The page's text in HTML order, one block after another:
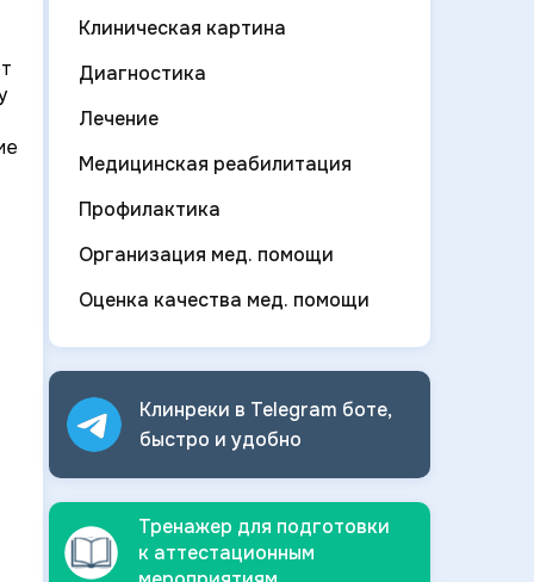
Клиническая картина
Диагностика
Лечение
Медицинская реабилитация
Профилактика
Организация мед. помощи
Оценка качества мед. помощи
Клинреки в Telegram боте,
быстро и удобно
Тренажер для подготовки
к аттестационным